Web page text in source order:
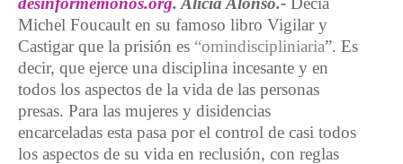
Michel Foucault en su famoso libro Vigilar y
Castigar que la prisión es “omindiscipliniaria”. Es
decir, que ejerce una disciplina incesante y en
todos los aspectos de la vida de las personas
presas. Para las mujeres y disidencias
encarceladas esta pasa por el control de casi todos
los aspectos de su vida en reclusión, con reglas